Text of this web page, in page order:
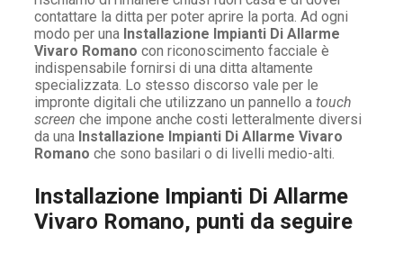
contattare la ditta per poter aprire la porta. Ad ogni
modo per una Installazione Impianti Di Allarme
Vivaro Romano con riconoscimento facciale è
indispensabile fornirsi di una ditta altamente
specializzata. Lo stesso discorso vale per le
impronte digitali che utilizzano un pannello a touch
screen che impone anche costi letteralmente diversi
da una Installazione Impianti Di Allarme Vivaro
Romano che sono basilari o di livelli medio-alti.
Installazione Impianti Di Allarme
Vivaro Romano, punti da seguire